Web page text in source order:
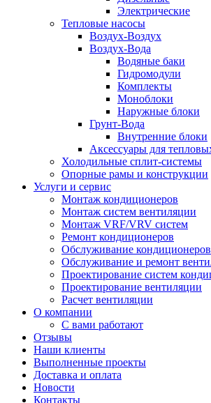
Электрические
Тепловые насосы
Воздух-Воздух
Воздух-Вода
Водяные баки
Гидромодули
Комплекты
Моноблоки
Наружные блоки
Грунт-Вода
Внутренние блоки
Аксессуары для
Холодильные сплит-системы
Опорные рамы и конструкции
Услуги и сервис
Монтаж кондиционеров
Монтаж систем вентиляции
Монтаж VRF/VRV систем
Ремонт кондиционеров
Обслуживание кондиционеров
Обслуживание и ремонт
Проектирование систем
Проектирование вентиляции
Расчет вентиляции
О компании
С вами работают
Отзывы
Наши клиенты
Выполненные проекты
Доставка и оплата
Новости
Контакты